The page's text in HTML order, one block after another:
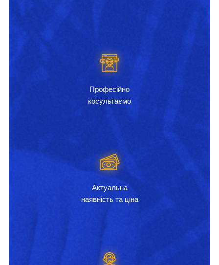
Професійно
косультаємо
Актуальна
наявність та ціна